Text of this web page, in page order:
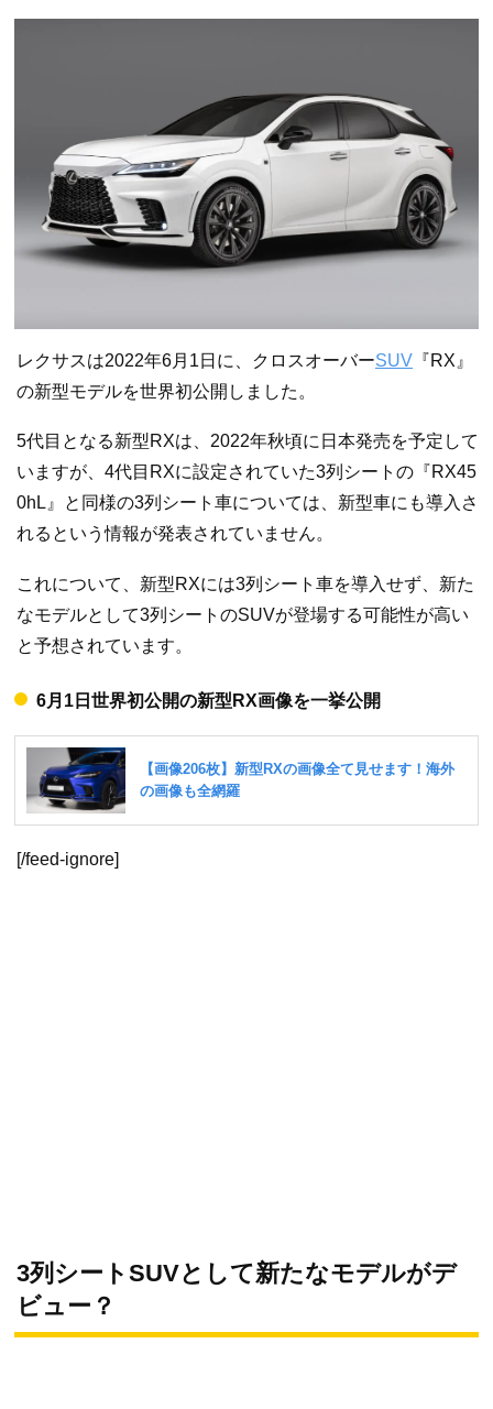
レクサスは2022年6月1日に、クロスオーバーSUV 『RX』
の新型モデルを世界初公開しました。
5代目となる新型RXは、2022年秋頃に日本発売を予定して
いますが、4代目RXに設定されていた3列シートの『RX45
0hL』と同様の3列シート車については、新型車にも導入さ
れるという情報が発表されていません。
これについて、新型RXには3列シート車を導入せず、新た
なモデルとして3列シートのSUVが登場する可能性が高い
と予想されています。
6月1日世界初公開の新型RX画像を一挙公開
[/feed-ignore]
3列シートSUVとして新たなモデルがデ
ビュー？